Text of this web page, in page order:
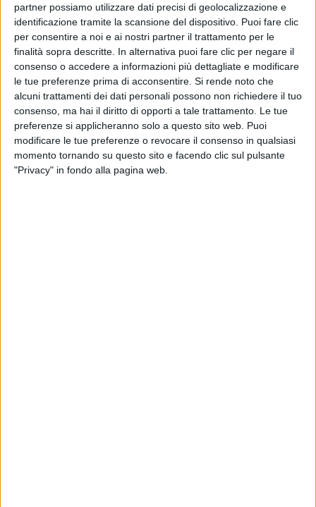
partner possiamo utilizzare dati precisi di geolocalizzazione e
identificazione tramite la scansione del dispositivo. Puoi fare clic
per consentire a noi e ai nostri partner il trattamento per le
finalità sopra descritte. In alternativa puoi fare clic per negare il
consenso o accedere a informazioni più dettagliate e modificare
le tue preferenze prima di acconsentire. Si rende noto che
alcuni trattamenti dei dati personali possono non richiedere il tuo
consenso, ma hai il diritto di opporti a tale trattamento. Le tue
preferenze si applicheranno solo a questo sito web. Puoi
modificare le tue preferenze o revocare il consenso in qualsiasi
momento tornando su questo sito e facendo clic sul pulsante
"Privacy" in fondo alla pagina web.
LA LISTA 31 gen 2026
Sanremo 2026: i duetti e le canzoni della
serata delle cover
Carlo Conti ha annunciato i nomi degli ospiti dei Big,
nella quarta serata, e i brani che reinterpreteranno
insieme. Ecco la lista completa
diAndrea Basso